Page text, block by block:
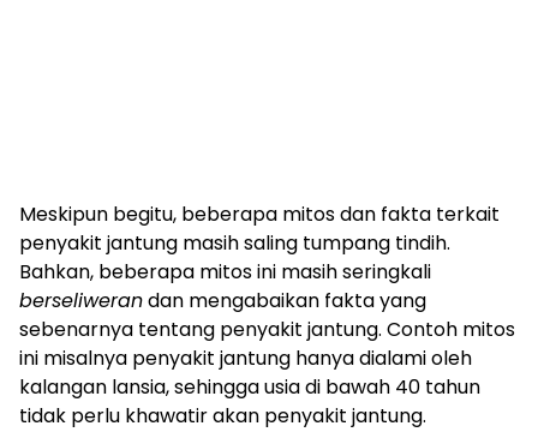
Meskipun begitu, beberapa mitos dan fakta terkait
penyakit jantung masih saling tumpang tindih.
Bahkan, beberapa mitos ini masih seringkali
berseliwerandan mengabaikan fakta yang
sebenarnya tentang penyakit jantung. Contoh mitos
ini misalnya penyakit jantung hanya dialami oleh
kalangan lansia, sehingga usia di bawah 40 tahun
tidak perlu khawatir akan penyakit jantung.